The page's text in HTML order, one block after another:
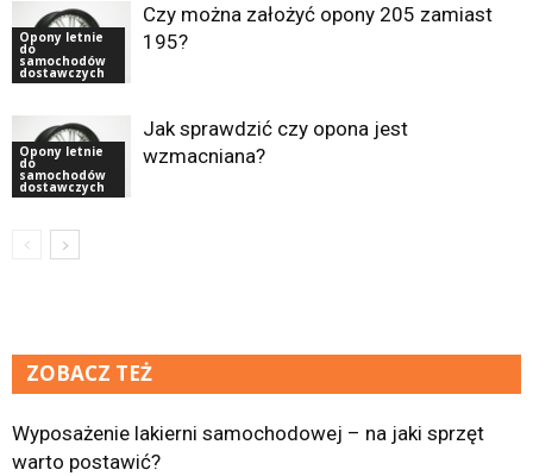
Opony letnie
do
samochodów
dostawczych
Czy można założyć opony 205 zamiast
195?
Opony letnie
do
samochodów
dostawczych
Jak sprawdzić czy opona jest
wzmacniana?
ZOBACZ TEŻ
Wyposażenie lakierni samochodowej – na jaki sprzęt
warto postawić?